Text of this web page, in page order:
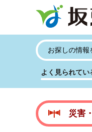
よく見られてい
災害